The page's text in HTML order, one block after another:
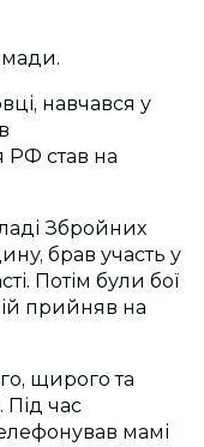
навчався у
РФ став на
Збройних
брав участь у
Потім були бої
прийняв на
щирого та
Під час
мамі